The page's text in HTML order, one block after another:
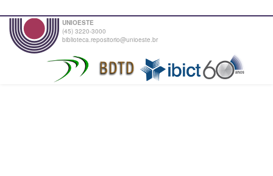
UNIOESTE
(45) 3220-3000
biblioteca.repositorio@unioeste.br